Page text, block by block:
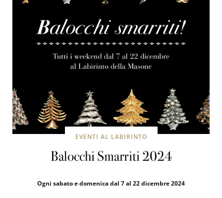
EVENTI AL LABIRINTO
Balocchi Smarriti 2024
Ogni sabato e domenica dal 7 al 22 dicembre 2024